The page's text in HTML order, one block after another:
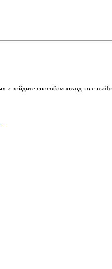
и войдите способом «вход по e-mail».